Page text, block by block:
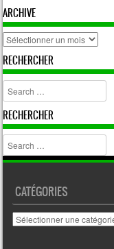
ARCHIVE
archive
RECHERCHER
Search
RECHERCHER
Search
CATÉGORIES
Catégories